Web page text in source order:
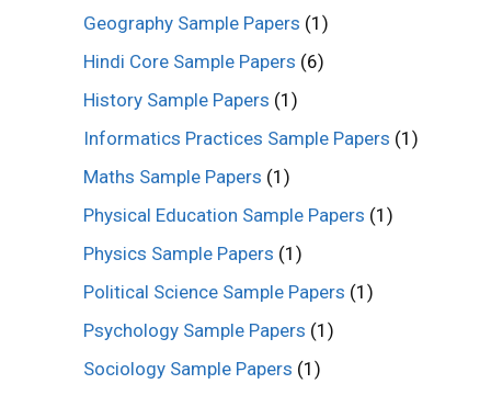
Geography Sample Papers (1)
Hindi Core Sample Papers (6)
History Sample Papers (1)
Informatics Practices Sample Papers (1)
Maths Sample Papers (1)
Physical Education Sample Papers (1)
Physics Sample Papers (1)
Political Science Sample Papers (1)
Psychology Sample Papers (1)
Sociology Sample Papers (1)